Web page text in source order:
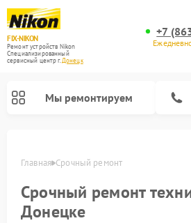
FIX-NIKON
Ремонт устройств Nikon
Специализированный
cервисный центр г.Донецк
+7
Мы ремонтируем
Главная Срочный ремонт
Срочный ремонт
Донецке